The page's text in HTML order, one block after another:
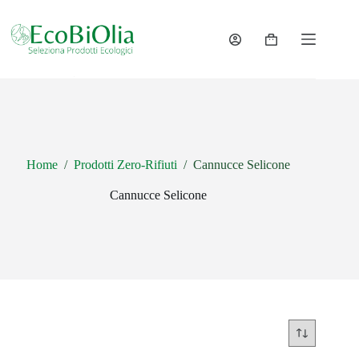
contenuto
Carrello
Home / Prodotti Zero-Rifiuti / Cannucce Selicone
Cannucce Selicone